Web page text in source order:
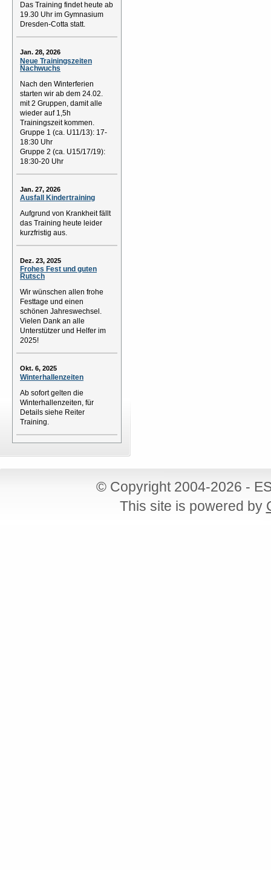
Das Training findet heute ab
19.30 Uhr im Gymnasium
Dresden-Cotta statt.
Jan. 28, 2026
Neue Trainingszeiten
Nachwuchs
Nach den Winterferien
starten wir ab dem 24.02.
mit 2 Gruppen, damit alle
wieder auf 1,5h
Trainingszeit kommen.
Gruppe 1 (ca. U11/13): 17-
18:30 Uhr
Gruppe 2 (ca. U15/17/19):
18:30-20 Uhr
Jan. 27, 2026
Ausfall Kindertraining
Aufgrund von Krankheit fällt
das Training heute leider
kurzfristig aus.
Dez. 23, 2025
Frohes Fest und guten
Rutsch
Wir wünschen allen frohe
Festtage und einen
schönen Jahreswechsel.
Vielen Dank an alle
Unterstützer und Helfer im
2025!
Okt. 6, 2025
Winterhallenzeiten
Ab sofort gelten die
Winterhallenzeiten, für
Details siehe Reiter
Training.
© Copyright 2004-2026 -
This site is powered by